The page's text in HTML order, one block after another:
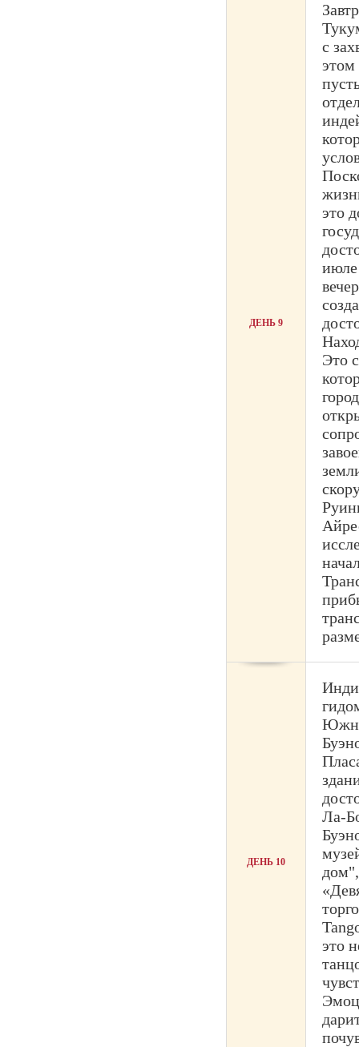
ДЕНЬ 9
с
это
июле
Это
ДЕНЬ 10
Ла-
это